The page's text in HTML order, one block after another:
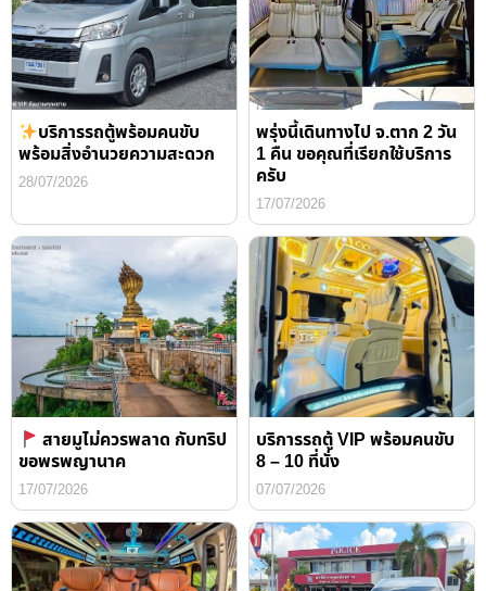
บริการรถตู้พร้อมคนขับ
พร้อมสิ่งอำนวยความสะดวก
28/07/2026
พรุ่งนี้เดินทางไป จ.ตาก 2 วัน
1 คืน ขอคุณที่เรียกใช้บริการ
ครับ
17/07/2026
สายมูไม่ควรพลาด กับทริป
ขอพรพญานาค
17/07/2026
บริการรถตู้ VIP พร้อมคนขับ
8 – 10 ที่นั่ง
07/07/2026